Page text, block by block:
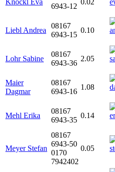
Knöckl Eva
6943-12
0.02
Liebl Andrea
08167
6943-15
0.10
Lohr Sabine
08167
6943-36
2.05
Maier
Dagmar
08167
6943-16
1.08
Mehl Erika
08167
6943-35
0.14
Meyer Stefan
08167
6943-50
0170
7942402
0.05